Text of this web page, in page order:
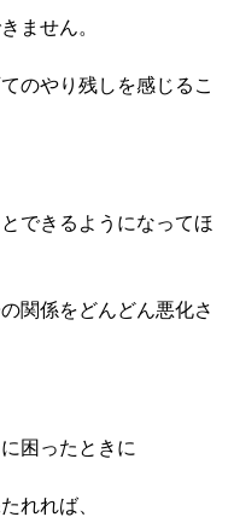
ません。
のやり残しを感じるこ
できるようになってほ
関係をどんどん悪化さ
困ったときに
れれば、